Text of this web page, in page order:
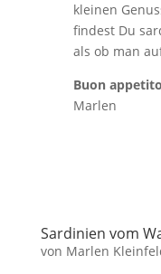
kleinen
findest Du
als ob man
Buon
Marlen
Sardinien vom
von Marlen